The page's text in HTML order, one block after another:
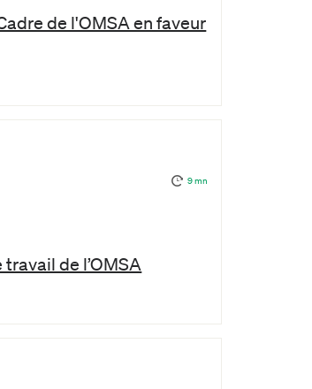
de l'OMSA en faveur
9 mn
de l’OMSA